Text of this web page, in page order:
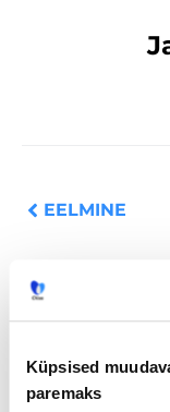
Küpsised
paremaks
EELMINE